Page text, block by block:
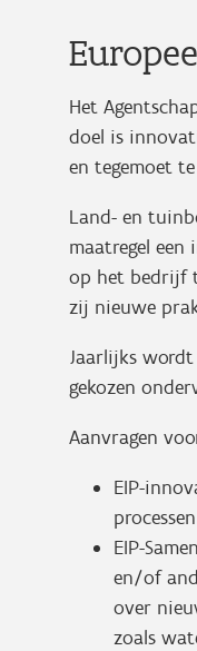
Het
doel is
en tegemoet
Land- en
maatregel een
op het bedrijf
zij nieuwe
Jaarlijks
gekozen
Aanvragen
EIP-
EIP-
en/of
over
zoals